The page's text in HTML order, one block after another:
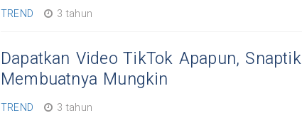
TREND 3 tahun
Dapatkan Video TikTok Apapun, Snaptik
Membuatnya Mungkin
TREND 3 tahun